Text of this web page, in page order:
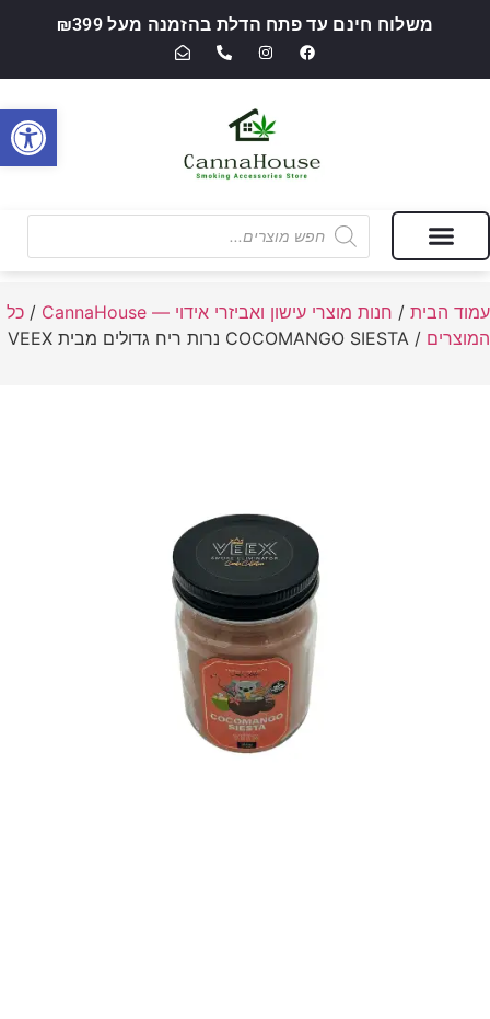
משלוח חינם עד פתח הדלת בהזמנה מעל ₪399
עמוד הבית / חנות מוצרי עישון ואביזרי אידוי — CannaHouse / כל
המוצרים / COCOMANGO SIESTA נרות ריח גדולים מבית VEEX
פתח